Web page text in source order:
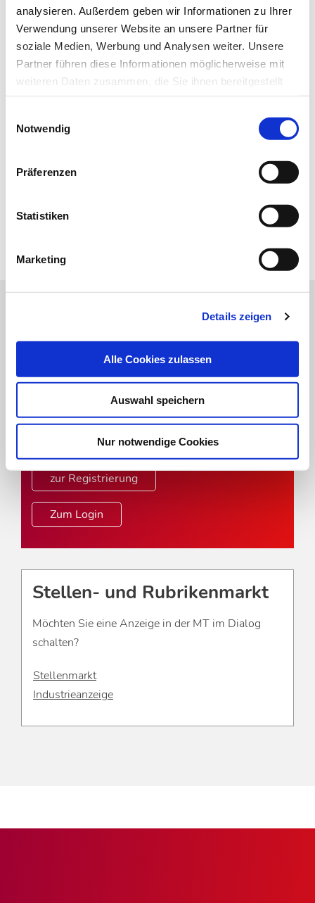
analysieren. Außerdem geben wir Informationen zu Ihrer
Verwendung unserer Website an unsere Partner für
soziale Medien, Werbung und Analysen weiter. Unsere
Partner führen diese Informationen möglicherweise mit
weiteren Daten zusammen, die Sie ihnen bereitgestellt
haben oder die sie im Rahmen Ihrer Nutzung der Dienste
Notwendig
Präferenzen
Statistiken
Marketing
Details zeigen
Alle Cookies zulassen
Auswahl speichern
Nur notwendige Cookies
Newsletter informiert Sie jede Woche kostenfrei
über die wichtigsten Branchen-News, aktuelle
Themen und die neusten Stellenangebote.
E-Mail-Adresse
Ich habe die Hinweise zum gelesen.*
Online-Angebot der MT im
Um das Online-Angebot der MT im Dialog
uneingeschränkt nutzen zu können, müssen Sie
sich einmalig mit Ihrer DVTA-Mitglieds- oder
Abonnentennummer registrieren.
zur Registrierung
Zum Login
Stellen- und Rubrikenmarkt
Möchten Sie eine Anzeige in der MT im Dialog
schalten?
Stellenmarkt
Industrieanzeige